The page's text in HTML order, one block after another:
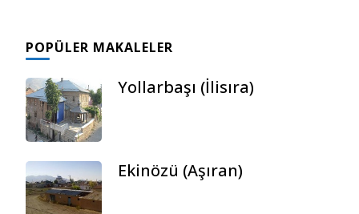
POPÜLER MAKALELER
Yollarbaşı (İlisıra)
Ekinözü (Aşıran)